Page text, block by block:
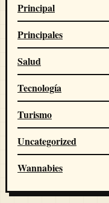
Principal
Principales
Salud
Tecnología
Turismo
Uncategorized
Wannabies